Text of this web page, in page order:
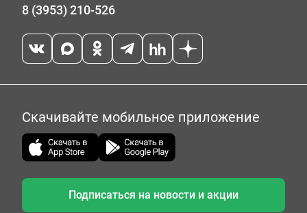
8 (3953) 210-526
Скачивайте мобильное приложение
Подписаться на новости и акции